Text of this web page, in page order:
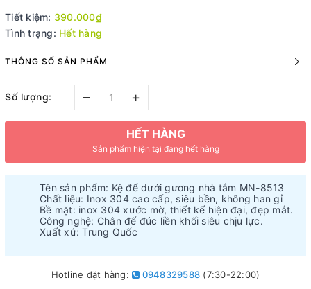
Tiết kiệm: 390.000₫
Tình trạng: Hết hàng
THÔNG SỐ SẢN PHẨM
Số lượng: – +
HẾT HÀNG
Sản phẩm hiện tại đang hết hàng
Tên sản phẩm: Kệ để dưới gương nhà tắm MN-8513
Chất liệu: Inox 304 cao cấp, siêu bền, không han gỉ
Bề mặt: inox 304 xước mờ, thiết kế hiện đại, đẹp mắt.
Công nghệ: Chân đế đúc liền khối siêu chịu lực.
Xuất xứ: Trung Quốc
Hotline đặt hàng: 0948329588 (7:30-22:00)